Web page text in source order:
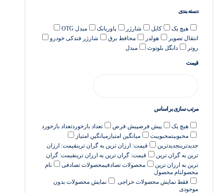
دسته بندی
هیچ یک کابل شارژر پاوربانک
مبدل OTG
انتقال تصویر
هولدر محافظ برق
شارژر فندکی خودرو
روتر
دانگل بلوتوث مبدل
قیمت
مرتب سازی بر اساس
هیچ یک پیش فرضپیش فرض تعداد بازخوردتعداد بازخورد
محبوبیتمحبوبیت میانگین امتیاز میانگین امتیاز
جدیدترینجدیدترین قیمت: ارزان ترین به گران ترینقیمت: ارزان
ترین به گران ترین
قیمت: گران ترین به ارزان ترینقیمت: گران
ترین به ارزان ترین
محصولات تصادفیمحصولات تصادفی
نام
محصولنام محصول
فقط نمایش محصولات حراجی
نمایش محصولات بدون
موجودی